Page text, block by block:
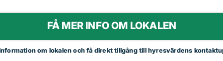
FÅ MER INFO OM LOKALEN
information om lokalen och få direkt tillgång till hyresvärdens